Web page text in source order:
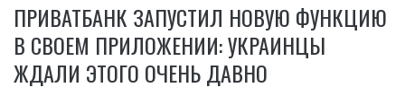
ПРИВАТБАНК ЗАПУСТИЛ НОВУЮ ФУНКЦИЮ
В СВОЕМ ПРИЛОЖЕНИИ: УКРАИНЦЫ
ЖДАЛИ ЭТОГО ОЧЕНЬ ДАВНО